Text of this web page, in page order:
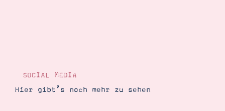
SOCIAL MEDIA
Hier gibt’s noch mehr zu sehen